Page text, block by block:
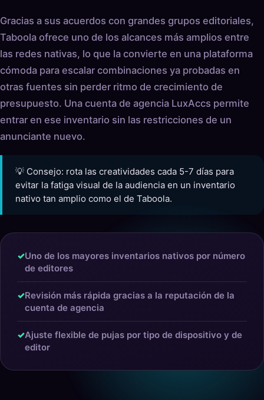
Gracias a sus acuerdos con grandes grupos editoriales,
Taboola ofrece uno de los alcances más amplios entre
las redes nativas, lo que la convierte en una plataforma
cómoda para escalar combinaciones ya probadas en
otras fuentes sin perder ritmo de crecimiento de
presupuesto. Una cuenta de agencia LuxAccs permite
entrar en ese inventario sin las restricciones de un
anunciante nuevo.
💡 Consejo: rota las creatividades cada 5-7 días para
evitar la fatiga visual de la audiencia en un inventario
nativo tan amplio como el de Taboola.
✓Uno de los mayores inventarios nativos por número
de editores
✓Revisión más rápida gracias a la reputación de la
cuenta de agencia
✓Ajuste flexible de pujas por tipo de dispositivo y de
editor